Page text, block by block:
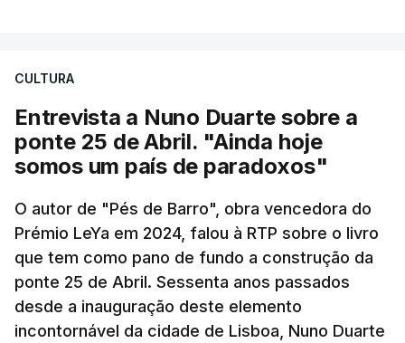
CULTURA
Entrevista a Nuno Duarte sobre a
ponte 25 de Abril. "Ainda hoje
somos um país de paradoxos"
O autor de "Pés de Barro", obra vencedora do
Prémio LeYa em 2024, falou à RTP sobre o livro
que tem como pano de fundo a construção da
ponte 25 de Abril. Sessenta anos passados
desde a inauguração deste elemento
incontornável da cidade de Lisboa, Nuno Duarte